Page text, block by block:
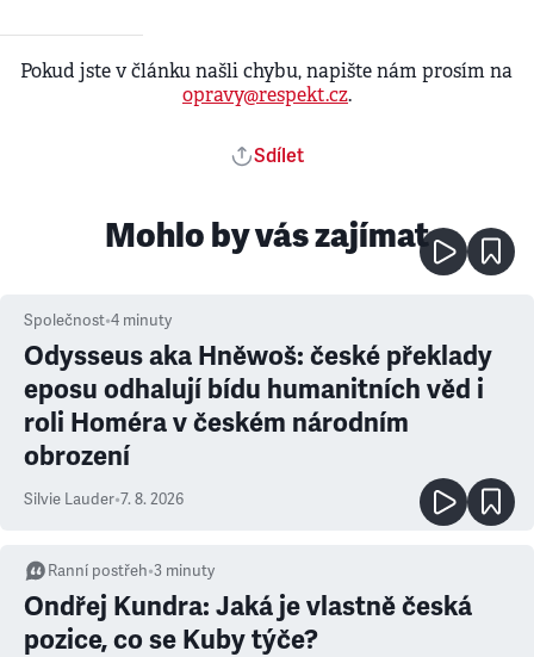
Pokud jste v článku našli chybu, napište nám prosím na
opravy@respekt.cz.
Sdílet
Mohlo by vás zajímat
Společnost•4 minuty
Odysseus aka Hněwoš: české překlady
eposu odhalují bídu humanitních věd i
roli Homéra v českém národním
obrození
Silvie Lauder•7. 8. 2026
Ranní postřeh•3 minuty
Ondřej Kundra: Jaká je vlastně česká
pozice, co se Kuby týče?